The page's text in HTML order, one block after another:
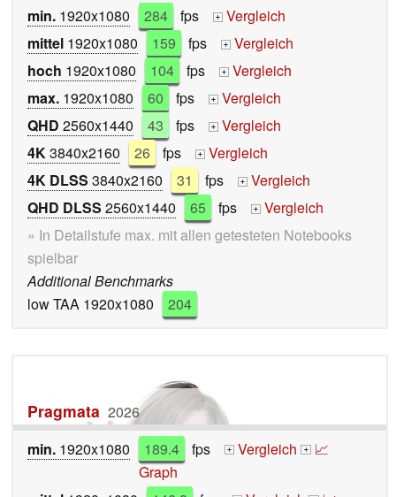
min. 1920x1080 284 fps +
Vergleich
mittel 1920x1080 159 fps +
Vergleich
hoch 1920x1080 104 fps +
Vergleich
max. 1920x1080 60 fps +
Vergleich
QHD 2560x1440 43 fps +
Vergleich
4K3840x2160 26 fps +
Vergleich
4K DLSS 3840x2160 31 fps +
Vergleich
QHD DLSS 2560x1440 65 fps +
Vergleich
» In Detailstufe max. mit allen getesteten Notebooks
spielbar
Additional Benchmarks
low TAA 1920x1080
204
Pragmata 2026
min. 1920x1080 189.4 fps + Vergleich + 📈
Graph